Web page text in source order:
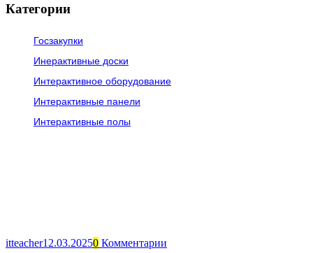
Категории
Госзакупки
Инерактивные доски
Интерактивное оборудование
Интерактивные панели
Интерактивные полы
itteacher12.03.20250 Комментарии